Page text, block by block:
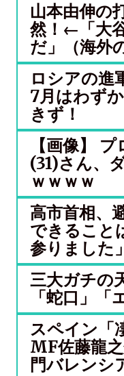
山本由伸の
然！←「大
だ」（海外
ロシアの進
7月はわず
きず！
【画像】
(31)さん、
ｗｗｗｗ
高市首相、
できること
参りました
三大ガチの
「蛇口」「
スペイン「
MF佐藤龍
門バレンシ